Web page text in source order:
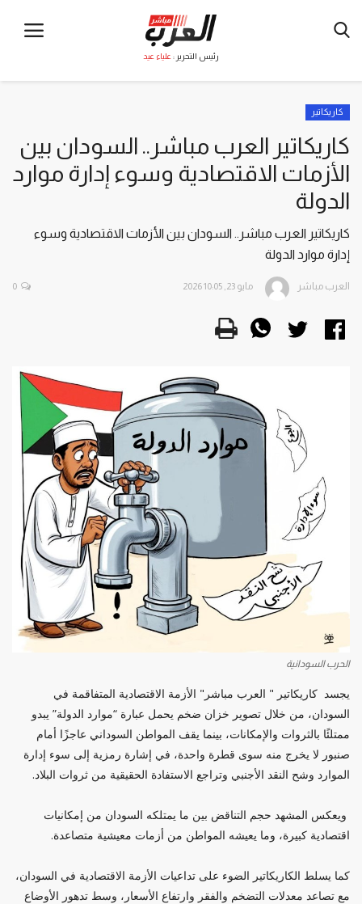
رئيس التحرير : علياء عيد
كاريكاتير
كاريكاتير العرب مباشر.. السودان بين
الأزمات الاقتصادية وسوء إدارة موارد
الدولة
كاريكاتير العرب مباشر.. السودان بين الأزمات الاقتصادية وسوء
إدارة موارد الدولة
العرب مباشر مايو 23, 2026 10:05 0
الحرب السودانية
يجسد كاريكاتير " العرب مباشر" الأزمة الاقتصادية المتفاقمة في
السودان، من خلال تصوير خزان ضخم يحمل عبارة “موارد الدولة” يبدو
ممتلئًا بالثروات والإمكانات، بينما يقف المواطن السوداني عاجزًا أمام
صنبور لا يخرج منه سوى قطرة واحدة، في إشارة رمزية إلى سوء إدارة
الموارد وشح النقد الأجنبي وتراجع الاستفادة الحقيقية من ثروات البلاد.
ويعكس المشهد حجم التناقض بين ما يمتلكه السودان من إمكانيات
اقتصادية كبيرة، وما يعيشه المواطن من أزمات معيشية متصاعدة.
كما يسلط الكاريكاتير الضوء على تداعيات الأزمة الاقتصادية في السودان،
مع تصاعد معدلات التضخم والفقر وارتفاع الأسعار، وسط تدهور الأوضاع